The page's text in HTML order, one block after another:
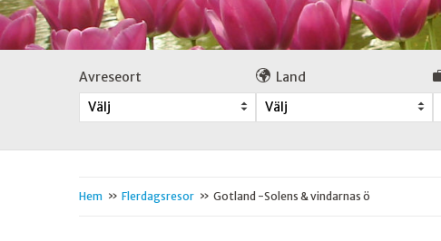
Avreseort
Välj
Land
Välj
Hem » Flerdagsresor » Gotland -Solens & vindarnas ö